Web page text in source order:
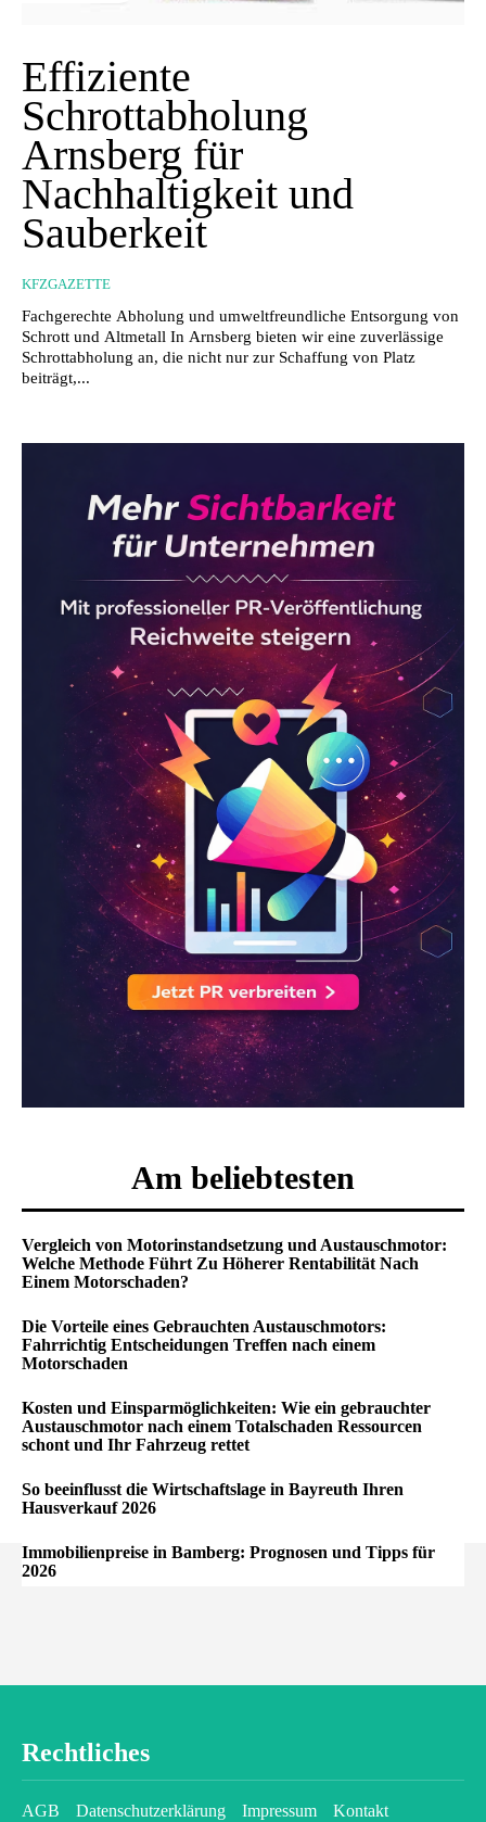
Effiziente
Schrottabholung
Arnsberg für
Nachhaltigkeit und
Sauberkeit
KFZGAZETTE
Fachgerechte Abholung und umweltfreundliche Entsorgung von
Schrott und Altmetall In Arnsberg bieten wir eine zuverlässige
Schrottabholung an, die nicht nur zur Schaffung von Platz
beiträgt,...
Am beliebtesten
Vergleich von Motorinstandsetzung und Austauschmotor:
Welche Methode Führt Zu Höherer Rentabilität Nach
Einem Motorschaden?
Die Vorteile eines Gebrauchten Austauschmotors:
Fahrrichtig Entscheidungen Treffen nach einem
Motorschaden
Kosten und Einsparmöglichkeiten: Wie ein gebrauchter
Austauschmotor nach einem Totalschaden Ressourcen
schont und Ihr Fahrzeug rettet
So beeinflusst die Wirtschaftslage in Bayreuth Ihren
Hausverkauf 2026
Immobilienpreise in Bamberg: Prognosen und Tipps für
2026
Rechtliches
AGB Datenschutzerklärung Impressum Kontakt